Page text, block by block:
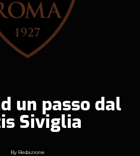
un passo dal
Siviglia
By Redazione